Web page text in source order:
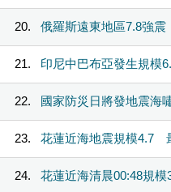
20 俄羅斯遠東地區7.8強
21 印尼中巴布亞發生規模
22 國家防災日將發地震海
23 花蓮近海地震規模4.7
24 花蓮近海清晨00:48規模